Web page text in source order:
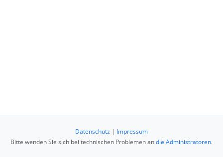
Datenschutz | Impressum
Bitte wenden Sie sich bei technischen Problemen andie Administratoren.